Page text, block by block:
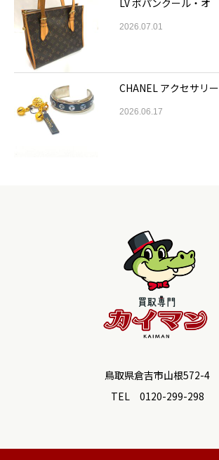
LV ポパンクール・オ
2026.07.01
CHANEL アクセサリー
2026.06.17
鳥取県倉吉市山根572-4
TEL 0120-299-298